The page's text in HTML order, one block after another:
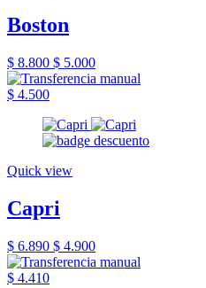
Boston
$ 8.800 $ 5.000
$ 4.500
Quick view
Capri
$ 6.890 $ 4.900
$ 4.410